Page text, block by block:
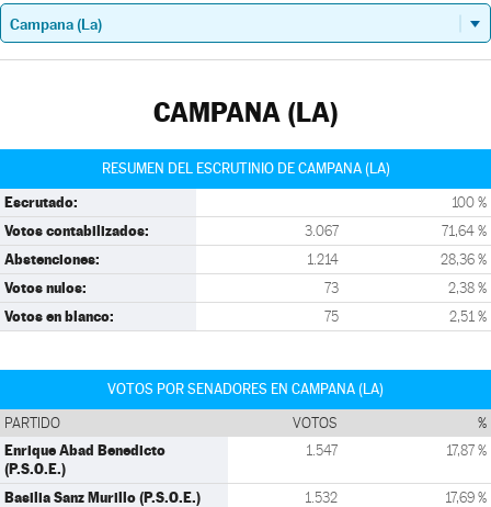
CAMPANA (LA)
RESUMEN DEL ESCRUTINIO DE CAMPANA (LA)
Escrutado: 100 %
Votos contabilizados: 3.067 71,64 %
Abstenciones: 1.214 28,36 %
Votos nulos: 73 2,38 %
Votos en blanco: 75 2,51 %
VOTOS POR SENADORES EN CAMPANA (LA)
PARTIDO VOTOS %
Enrique Abad Benedicto
(P.S.O.E.)
1.547 17,87 %
Basilia Sanz Murillo (P.S.O.E.) 1.532 17,69 %